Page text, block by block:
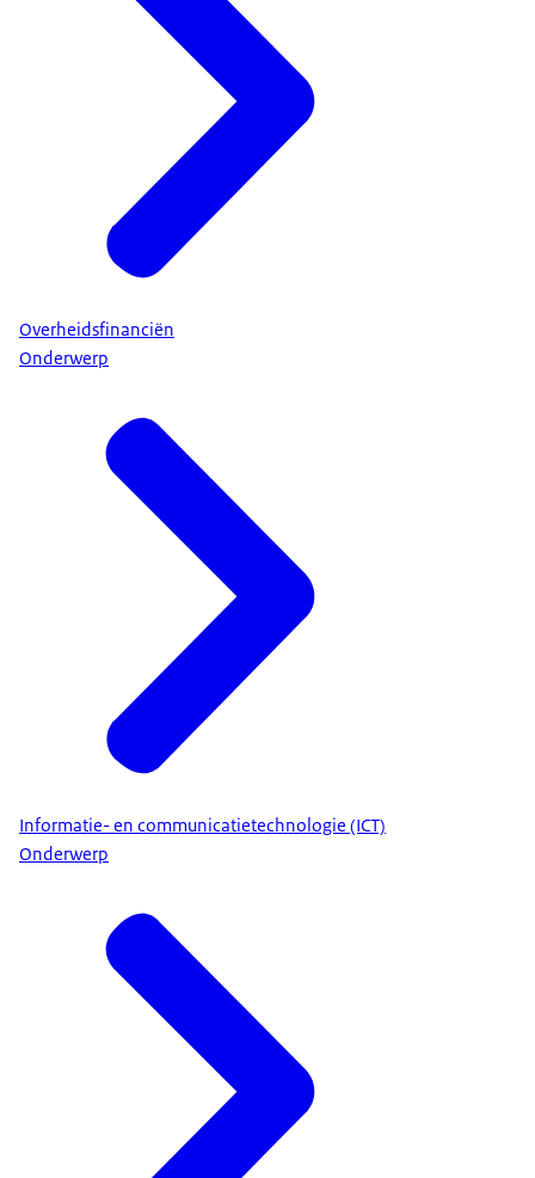
Overheidsfinanciën
Onderwerp
Informatie- en communicatietechnologie (ICT)
Onderwerp